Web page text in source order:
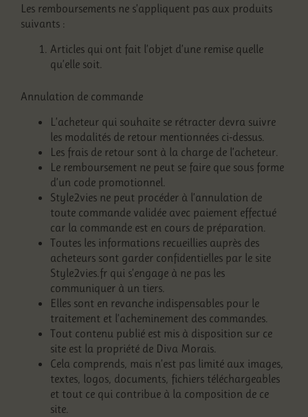
Les remboursements ne s’appliquent pas aux produits
suivants :
Articles qui ont fait l’objet d’une remise quelle
qu’elle soit.
Annulation de commande
L’acheteur qui souhaite se rétracter devra suivre
les modalités de retour mentionnées ci-dessus.
Les frais de retour sont à la charge de l’acheteur.
Le remboursement ne peut se faire que sous forme
d’un code promotionnel.
Style2vies ne peut procéder à l’annulation de
toute commande validée avec paiement effectué
car la commande est en cours de préparation.
Toutes les informations recueillies auprès des
acheteurs sont garder confidentielles par le site
Style2vies.fr qui s’engage à ne pas les
communiquer à un tiers.
Elles sont en revanche indispensables pour le
traitement et l’acheminement des commandes.
Tout contenu publié est mis à disposition sur ce
site est la propriété de Diva Morais.
Cela comprends, mais n’est pas limité aux images,
textes, logos, documents, fichiers téléchargeables
et tout ce qui contribue à la composition de ce
site.